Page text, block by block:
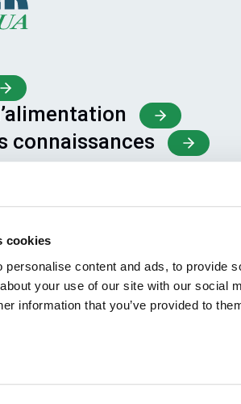
cookies
personalise content and ads, to provide
your use of our site with our social
information that you’ve provided to
connaissances
aboutisse au bon endroit,
de la lire !